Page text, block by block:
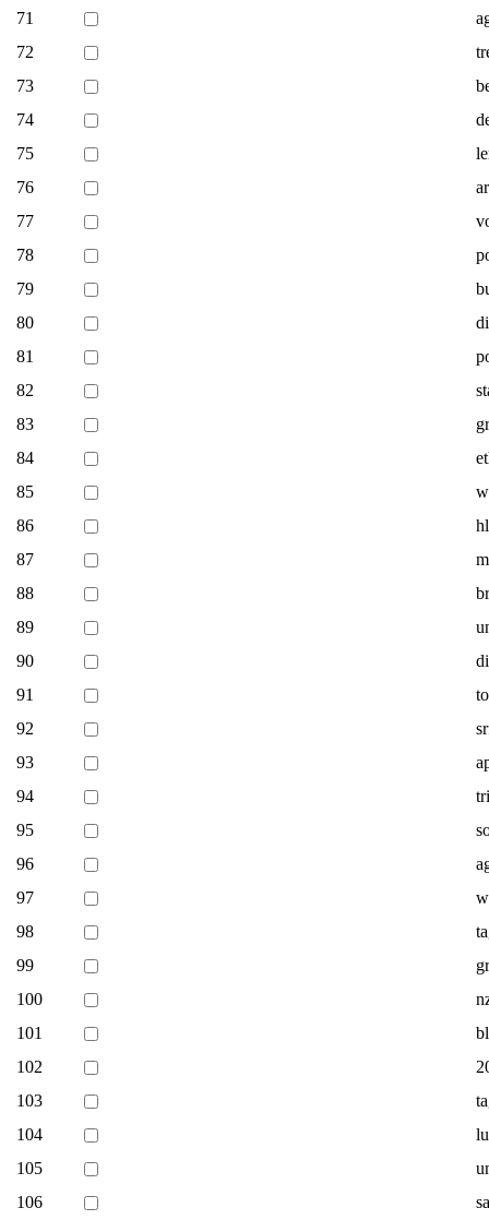
71
72
73
74
75
76
77
78
79
80
81
82
83
84
85
86
87
88
89
90
91
92
93
94
95
96
97
98
99
100
101
102
103
104
105
106